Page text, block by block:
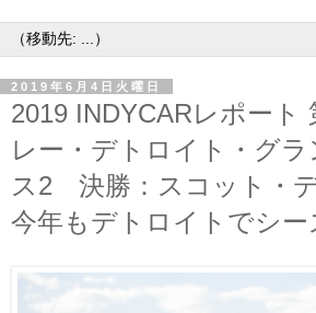
2019年6月4日火曜日
2019 INDYCARレポート
レー・デトロイト・グ
ス2 決勝：スコット・
今年もデトロイトでシー